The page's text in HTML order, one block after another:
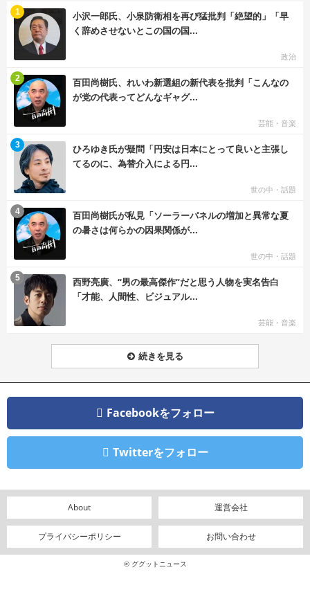
小沢一郎氏、小泉防衛相を再び猛批判「絶望的」「早
く辞めさせないとこの国の国...
政治
1
百田尚樹氏、れいわ新選組の新代表を批判「こんなの
が党の代表ってどんなギャグ...
芸能・音楽
2
ひろゆき氏が疑問「円安は日本にとって良いと主張し
てるのに、為替介入による円...
世の中・話題
3
百田尚樹氏が私見「ソーラーパネルの増加と異常な夏
の暑さは何らかの因果関係が...
世の中・話題
4
西野亮廣、“男の最高傑作”だと思う人物を実名告白
「才能、人間性、ビジュアル...
芸能・音楽
5
続きを見る
Facebookをフォロー
Twitterをフォロー
About 運営会社
プライバシーポリシー お問い合わせ
© ググットニュース